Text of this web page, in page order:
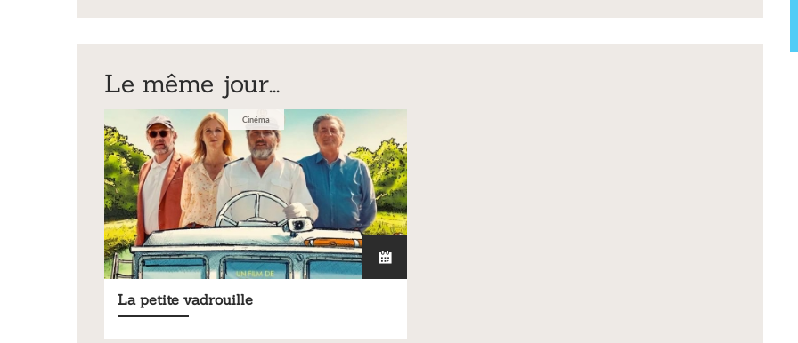
bulletin_municipal_realmont_2025.pdf
Le même jour...
Cinéma
La petite vadrouille